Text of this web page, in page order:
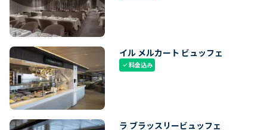
イル メルカート ビュッフェ
check料金込み
ラ ブラッスリービュッフェ